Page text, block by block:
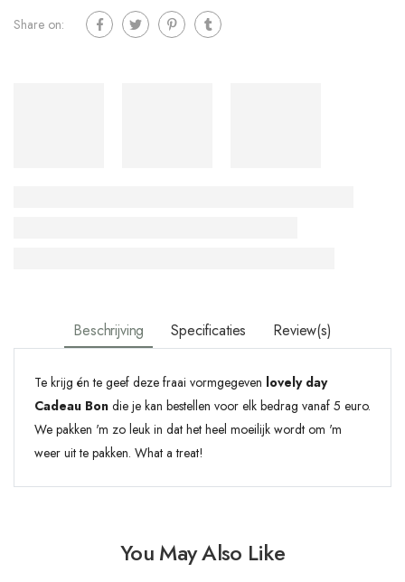
Share on:
Beschrijving Specificaties Review(s)
Te krijg én te geef deze fraai vormgegeven lovely day
Cadeau Bon die je kan bestellen voor elk bedrag vanaf 5 euro.
We pakken 'm zo leuk in dat het heel moeilijk wordt om 'm
weer uit te pakken. What a treat!
You May Also Like